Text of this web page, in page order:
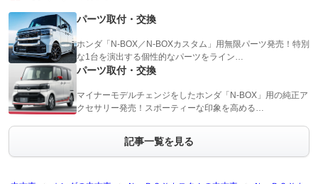
パーツ取付・交換
ホンダ「N-BOX／N-BOXカスタム」用無限パーツ発売！特別
な1台を演出する個性的なパーツをライン…
パーツ取付・交換
マイナーモデルチェンジをしたホンダ「N-BOX」用の純正ア
クセサリー発売！スポーティーな印象を高める…
記事一覧を見る